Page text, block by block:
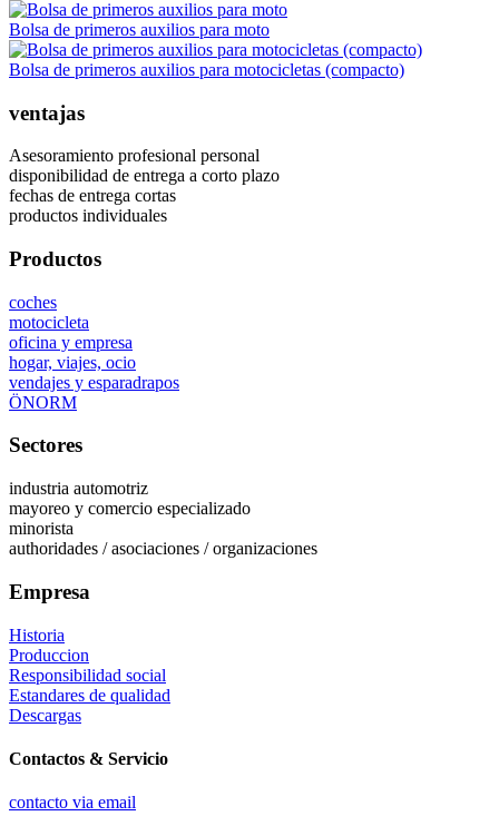
Bolsa de primeros auxilios para moto
Bolsa de primeros auxilios para motocicletas (compacto)
ventajas
Asesoramiento profesional personal
disponibilidad de entrega a corto plazo
fechas de entrega cortas
productos individuales
Productos
coches
motocicleta
oficina y empresa
hogar, viajes, ocio
vendajes y esparadrapos
ÖNORM
Sectores
industria automotriz
mayoreo y comercio especializado
minorista
authoridades / asociaciones / organizaciones
Empresa
Historia
Produccion
Responsibilidad social
Estandares de qualidad
Descargas
Contactos & Servicio
contacto via email